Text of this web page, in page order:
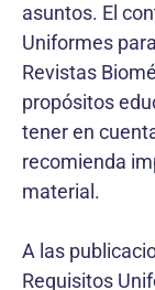
asuntos. El
Uniformes
Revistas
propósitos
tener en
recomienda
material.
A las
Requisitos